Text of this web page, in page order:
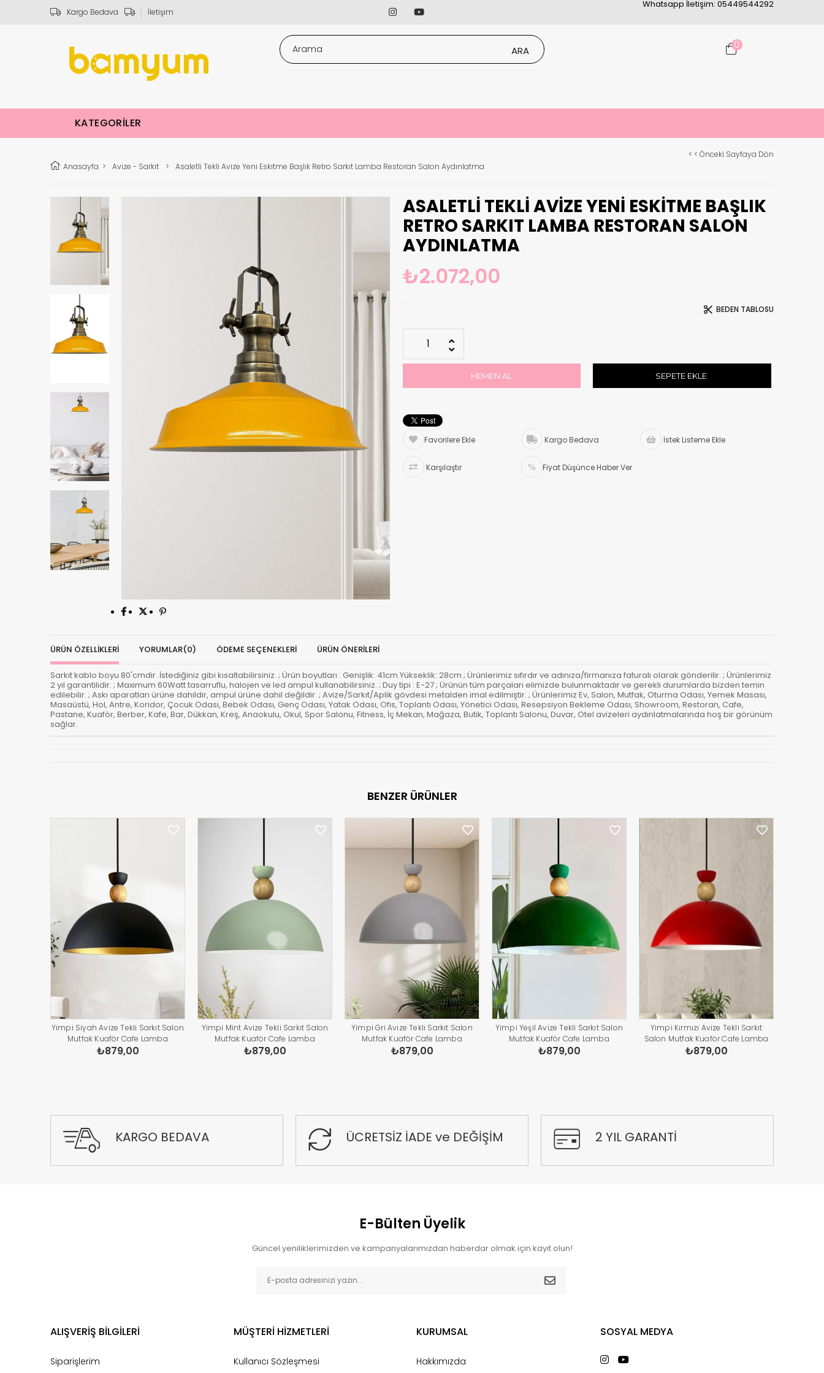
Kargo Bedava İletişim
Whatsapp İletişim: 05449544292
0
KATEGORİLER
Anasayfa > Avize - Sarkıt > Asaletli Tekli Avize Yeni Eskitme Başlık Retro Sarkıt Lamba Restoran Salon Aydınlatma
< < Önceki Sayfaya Dön
ASALETLI TEKLI AVIZE YENI ESKITME BAŞLIK
RETRO SARKIT LAMBA RESTORAN SALON
AYDINLATMA
₺2.072,00
BEDEN TABLOSU
Favorilere Ekle Kargo Bedava İstek Listeme Ekle
Karşılaştır Fiyat Düşünce Haber Ver
ÜRÜN ÖZELLIKLERI YORUMLAR(0) ÖDEME SEÇENEKLERI ÜRÜN ÖNERILERI
Sarkıt kablo boyu 80'cmdir. İstediğiniz gibi kısaltabilirsiniz. ; Ürün boyutları : Genişlik: 41cm Yükseklik: 28cm ; Ürünlerimiz sıfırdır ve adınıza/firmanıza faturalı olarak gönderilir. ; Ürünlerimiz
2 yıl garantilidir. ; Maximum 60Watt tasarruflu, halojen ve led ampul kullanabilirsiniz. ; Duy tipi : E-27 ; Ürünün tüm parçaları elimizde bulunmaktadır ve gerekli durumlarda bizden temin
edilebilir. ; Askı aparatları ürüne dahildir, ampul ürüne dahil değildir. ; Avize/Sarkıt/Aplik gövdesi metalden imal edilmiştir. ; Ürünlerimiz Ev, Salon, Mutfak, Oturma Odası, Yemek Masası,
Masaüstü, Hol, Antre, Koridor, Çocuk Odası, Bebek Odası, Genç Odası, Yatak Odası, Ofis, Toplantı Odası, Yönetici Odası, Resepsiyon Bekleme Odası, Showroom, Restoran, Cafe,
Pastane, Kuaför, Berber, Kafe, Bar, Dükkan, Kreş, Anaokulu, Okul, Spor Salonu, Fitness, İç Mekan, Mağaza, Butik, Toplantı Salonu, Duvar, Otel avizeleri aydınlatmalarında hoş bir görünüm
sağlar.
BENZER ÜRÜNLER
Yimpi Siyah Avize Tekli Sarkıt Salon
Mutfak Kuaför Cafe Lamba
Dekoratif Aydınlatma Pastane
₺879,00
Yimpi Mint Avize Tekli Sarkıt Salon
Mutfak Kuaför Cafe Lamba
Dekoratif Aydınlatma Pastane
₺879,00
Yimpi Gri Avize Tekli Sarkıt Salon
Mutfak Kuaför Cafe Lamba
Dekoratif Aydınlatma Pastane
₺879,00
Yimpi Yeşil Avize Tekli Sarkıt Salon
Mutfak Kuaför Cafe Lamba
Dekoratif Aydınlatma Pastane
₺879,00
Yimpi Kırmızı Avize Tekli Sarkıt
Salon Mutfak Kuaför Cafe Lamba
Dekoratif Aydınlatma Pastane
₺879,00
KARGO BEDAVA ÜCRETSİZ İADE ve DEĞİŞİM 2 YIL GARANTİ
E-Bülten Üyelik
Güncel yeniliklerimizden ve kampanyalarımızdan haberdar olmak için kayıt olun!
ALIŞVERİŞ BİLGİLERİ
Siparişlerim
MÜŞTERİ HİZMETLERİ
Kullanıcı Sözleşmesi
KURUMSAL
Hakkımızda
SOSYAL MEDYA